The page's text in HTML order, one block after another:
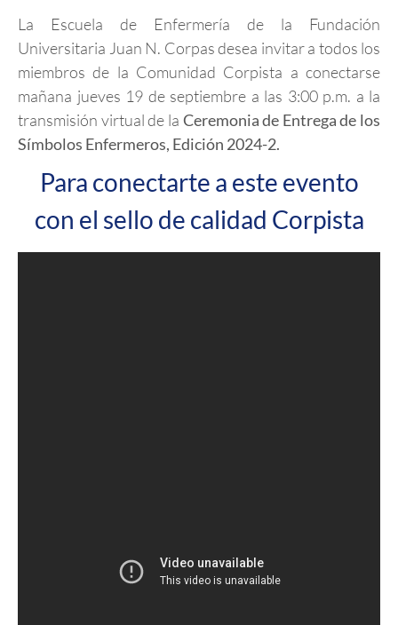
La Escuela de Enfermería de la Fundación
Universitaria Juan N. Corpas desea invitar a todos los
miembros de la Comunidad Corpista a conectarse
mañana jueves 19 de septiembre a las 3:00 p.m. a la
transmisión virtual de la Ceremonia de Entrega de los
Símbolos Enfermeros, Edición 2024-2.
Para conectarte a este evento
con el sello de calidad Corpista